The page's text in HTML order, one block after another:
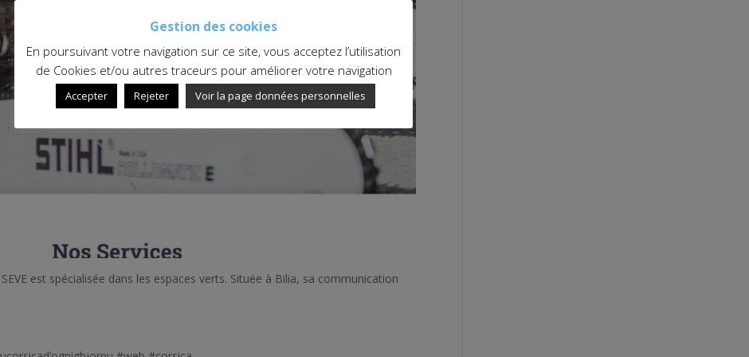
est spécialisée dans les espaces verts. Située à Bilia, sa communication
Gestion des cookies
En poursuivant votre navigation sur ce site, vous acceptez l’utilisation
de Cookies et/ou autres traceurs pour améliorer votre navigation
Accepter Rejeter Voir la page données personnelles